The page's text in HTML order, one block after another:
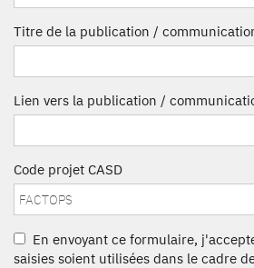
Titre de la publication /
Lien vers la publication /
Code projet CASD
En envoyant ce formulaire,
saisies soient utilisées dans le cadre